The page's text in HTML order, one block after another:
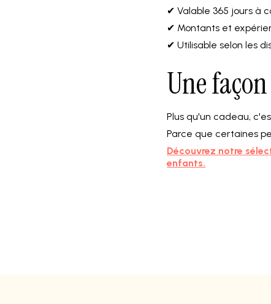
✔ Valable 365 jours à
✔ Montants et
✔ Utilisable selon les
Une
Plus qu'un cadeau,
Parce que certaines
Découvrez notre
enfants.